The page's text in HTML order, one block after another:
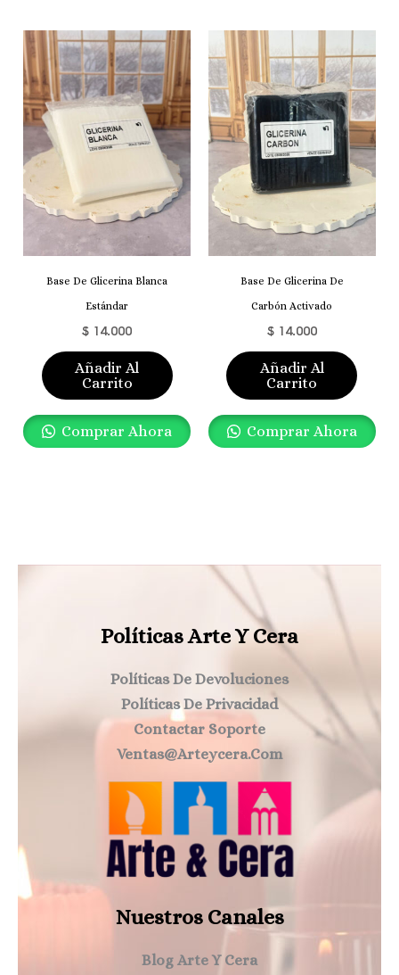
Base De Glicerina Blanca
Estándar
$ 14.000
Añadir Al
Carrito
Comprar Ahora
Base De Glicerina De
Carbón Activado
$14.000
Añadir Al
Carrito
Comprar Ahora
Políticas Arte Y Cera
Políticas De Devoluciones
Políticas De Privacidad
Contactar Soporte
Ventas@arteycera.com
Nuestros Canales
Blog Arte Y Cera